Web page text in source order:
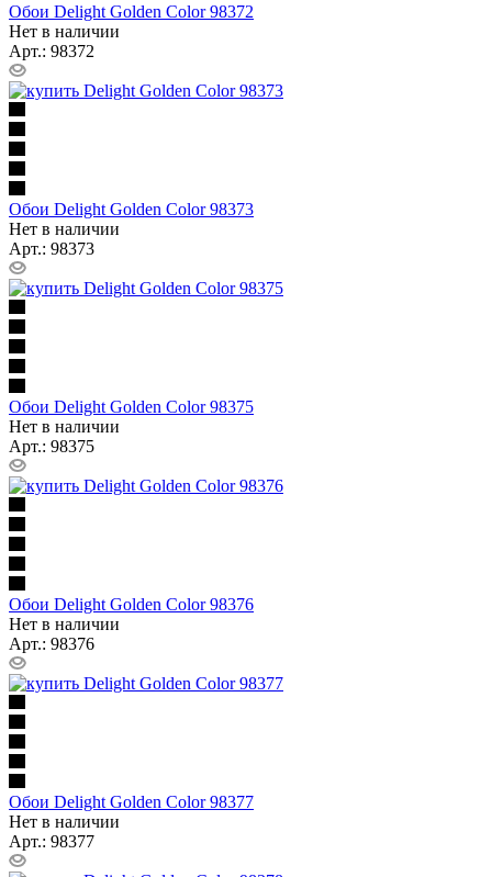
Обои Delight Golden Color 98372
Нет в наличии
Арт.: 98372
Обои Delight Golden Color 98373
Нет в наличии
Арт.: 98373
Обои Delight Golden Color 98375
Нет в наличии
Арт.: 98375
Обои Delight Golden Color 98376
Нет в наличии
Арт.: 98376
Обои Delight Golden Color 98377
Нет в наличии
Арт.: 98377